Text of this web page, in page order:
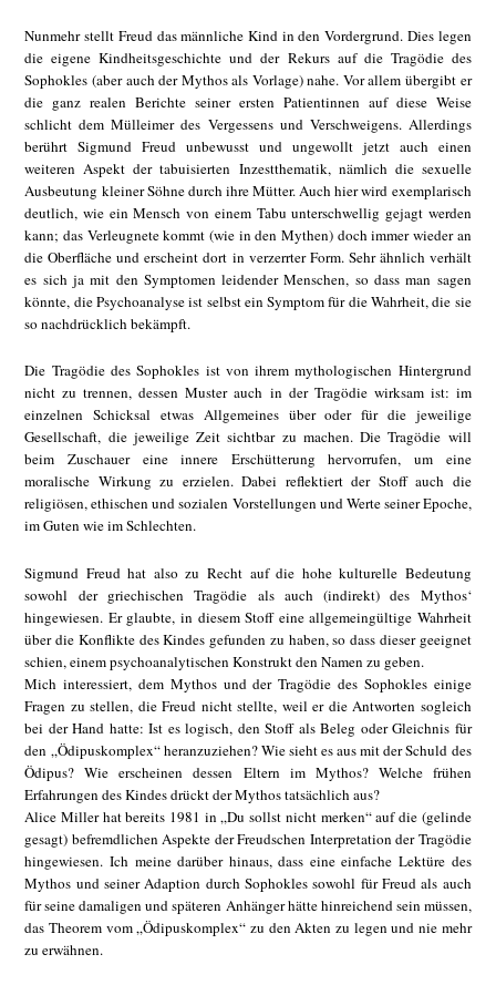
Nunmehr stellt Freud das männliche Kind in den Vordergrund. Dies legen
die eigene Kindheitsgeschichte und der Rekurs auf die Tragödie des
Sophokles (aber auch der Mythos als Vorlage) nahe. Vor allem übergibt er
die ganz realen Berichte seiner ersten Patientinnen auf diese Weise
schlicht dem Mülleimer des Vergessens und Verschweigens. Allerdings
berührt Sigmund Freud unbewusst und ungewollt jetzt auch einen
weiteren Aspekt der tabuisierten Inzestthematik, nämlich die sexuelle
Ausbeutung kleiner Söhne durch ihre Mütter. Auch hier wird exemplarisch
deutlich, wie ein Mensch von einem Tabu unterschwellig gejagt werden
kann; das Verleugnete kommt (wie in den Mythen) doch immer wieder an
die Oberfläche und erscheint dort in verzerrter Form. Sehr ähnlich verhält
es sich ja mit den Symptomen leidender Menschen, so dass man sagen
könnte, die Psychoanalyse ist selbst ein Symptom für die Wahrheit, die sie
so nachdrücklich bekämpft.
Die Tragödie des Sophokles ist von ihrem mythologischen Hintergrund
nicht zu trennen, dessen Muster auch in der Tragödie wirksam ist: im
einzelnen Schicksal etwas Allgemeines über oder für die jeweilige
Gesellschaft, die jeweilige Zeit sichtbar zu machen. Die Tragödie will
beim Zuschauer eine innere Erschütterung hervorrufen, um eine
moralische Wirkung zu erzielen. Dabei reflektiert der Stoff auch die
religiösen, ethischen und sozialen Vorstellungen und Werte seiner Epoche,
im Guten wie im Schlechten.
Sigmund Freud hat also zu Recht auf die hohe kulturelle Bedeutung
sowohl der griechischen Tragödie als auch (indirekt) des Mythos‘
hingewiesen. Er glaubte, in diesem Stoff eine allgemeingültige Wahrheit
über die Konflikte des Kindes gefunden zu haben, so dass dieser geeignet
schien, einem psychoanalytischen Konstrukt den Namen zu geben.
Mich interessiert, dem Mythos und der Tragödie des Sophokles einige
Fragen zu stellen, die Freud nicht stellte, weil er die Antworten sogleich
bei der Hand hatte: Ist es logisch, den Stoff als Beleg oder Gleichnis für
den „Ödipuskomplex“ heranzuziehen? Wie sieht es aus mit der Schuld des
Ödipus? Wie erscheinen dessen Eltern im Mythos? Welche frühen
Erfahrungen des Kindes drückt der Mythos tatsächlich aus?
Alice Miller hat bereits 1981 in „Du sollst nicht merken“ auf die (gelinde
gesagt) befremdlichen Aspekte der Freudschen Interpretation der Tragödie
hingewiesen. Ich meine darüber hinaus, dass eine einfache Lektüre des
Mythos und seiner Adaption durch Sophokles sowohl für Freud als auch
für seine damaligen und späteren Anhänger hätte hinreichend sein müssen,
das Theorem vom „Ödipuskomplex“ zu den Akten zu legen und nie mehr
zu erwähnen.